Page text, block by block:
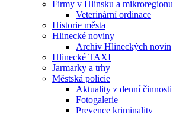
Firmy v Hlinsku a mikroregionu
Veterinární ordinace
Historie města
Hlinecké noviny
Archiv Hlineckých novin
Hlinecké TAXI
Jarmarky a trhy
Městská policie
Aktuality z denní činnosti
Fotogalerie
Prevence kriminality